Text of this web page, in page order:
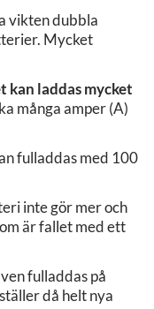
vikten dubbla
Mycket
kan laddas mycket
många amper (A)
fulladdas med 100
inte gör mer och
är fallet med ett
fulladdas på
då helt nya